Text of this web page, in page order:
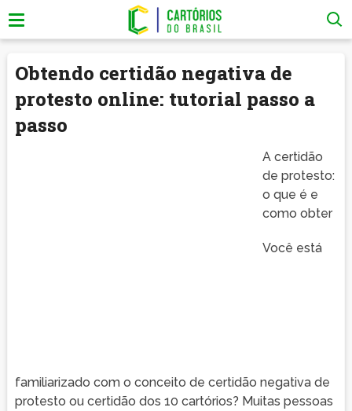
Obtendo certidão negativa de
protesto online: tutorial passo a
passo
A certidão
de protesto:
o que é e
como obter
Você está
familiarizado com o conceito de certidão negativa de
protesto ou certidão dos 10 cartórios? Muitas pessoas